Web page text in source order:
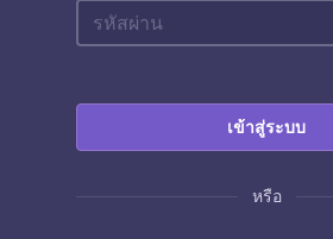
เข้าสู่ระบบ
หรือ